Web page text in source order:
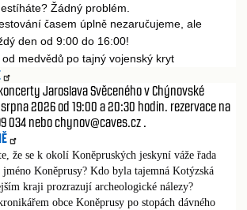
Žádný problém.
časem úplně nezaručujeme, ale
den od 9:00 do 16:00!
medvědů po tajný vojenský kryt
Jaroslava Svěceného v Chýnovské
2026 od 19:00 a 20:30 hodin. rezervace na
034 nebo chynov@caves.cz .
že se k okolí Koněpruských jeskyní váže řada
jméno Koněprusy? Kdo byla tajemná Kotýzská
kraji prozrazují archeologické nálezy?
obce Koněprusy po stopách dávného